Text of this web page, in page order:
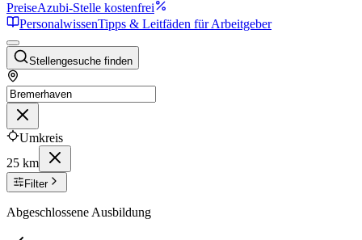
PreiseAzubi-Stelle kostenfrei
PersonalwissenTipps & Leitfäden für Arbeitgeber
Stellengesuche finden
Umkreis
25 km
Filter
Abgeschlossene Ausbildung